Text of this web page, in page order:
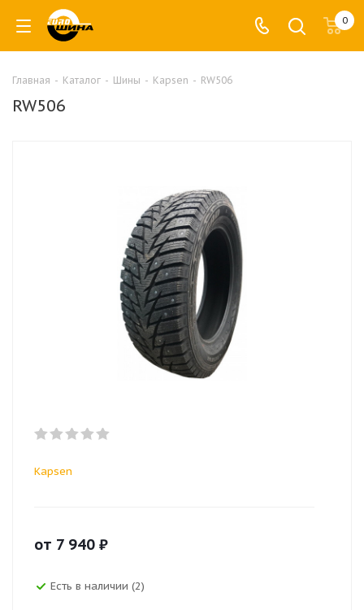
0
Главная - Каталог - Шины - Kapsen - RW506
RW506
Kapsen
от 7 940 ₽
Есть в наличии (2)